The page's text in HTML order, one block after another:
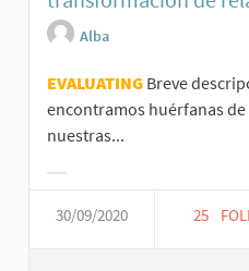
Alba
EVALUATING Breve
encontramos huérfanas
nuestras...
30/09/2020 25